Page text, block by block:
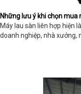
Những lưu ý khi chọn mua
Máy lau sàn liên hợp hiện
doanh nghiệp, nhà xưởng,